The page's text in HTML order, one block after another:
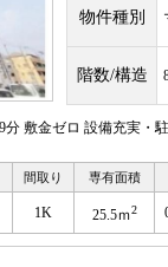
物件種別
階数/構造
敷金ゼロ 設備充実・
間取り 専有面積
1K 25.5ｍ2